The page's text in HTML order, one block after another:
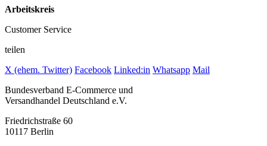
Arbeitskreis
Customer Service
teilen
X (ehem. Twitter) Facebook Linked:in Whatsapp Mail
Bundesverband E-Commerce und
Versandhandel Deutschland e.V.
Friedrichstraße 60
10117 Berlin